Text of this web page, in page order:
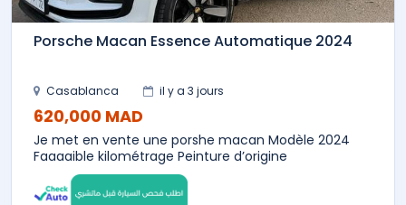
Porsche Macan Essence Automatique 2024
Casablanca il y a 3 jours
620,000 MAD
Je met en vente une porshe macan Modèle 2024
Faaaaible kilométrage Peinture d’origine